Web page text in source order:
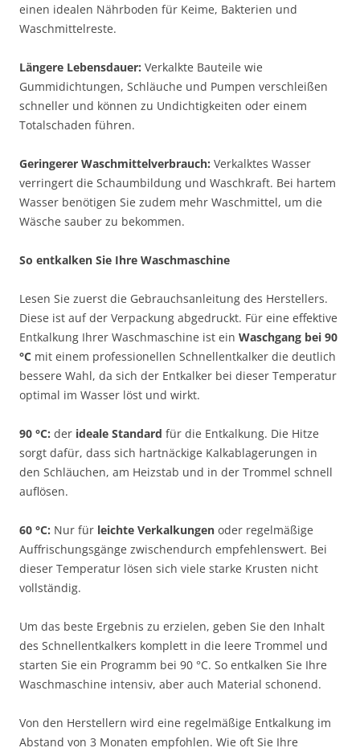
einen idealen Nährboden für Keime, Bakterien und
Waschmittelreste.
Längere Lebensdauer: Verkalkte Bauteile wie
Gummidichtungen, Schläuche und Pumpen verschleißen
schneller und können zu Undichtigkeiten oder einem
Totalschaden führen.
Geringerer Waschmittelverbrauch: Verkalktes Wasser
verringert die Schaumbildung und Waschkraft. Bei hartem
Wasser benötigen Sie zudem mehr Waschmittel, um die
Wäsche sauber zu bekommen.
So entkalken Sie Ihre Waschmaschine
Lesen Sie zuerst die Gebrauchsanleitung des Herstellers.
Diese ist auf der Verpackung abgedruckt. Für eine effektive
Entkalkung Ihrer Waschmaschine ist ein Waschgang bei 90
°C mit einem professionellen Schnellentkalker die deutlich
bessere Wahl, da sich der Entkalker bei dieser Temperatur
optimal im Wasser löst und wirkt.
90 °C: der ideale Standard für die Entkalkung. Die Hitze
sorgt dafür, dass sich hartnäckige Kalkablagerungen in
den Schläuchen, am Heizstab und in der Trommel schnell
auflösen.
60 °C: Nur für leichte Verkalkungen oder regelmäßige
Auffrischungsgänge zwischendurch empfehlenswert. Bei
dieser Temperatur lösen sich viele starke Krusten nicht
vollständig.
Um das beste Ergebnis zu erzielen, geben Sie den Inhalt
des Schnellentkalkers komplett in die leere Trommel und
starten Sie ein Programm bei 90 °C. So entkalken Sie Ihre
Waschmaschine intensiv, aber auch Material schonend.
Von den Herstellern wird eine regelmäßige Entkalkung im
Abstand von 3 Monaten empfohlen. Wie oft Sie Ihre